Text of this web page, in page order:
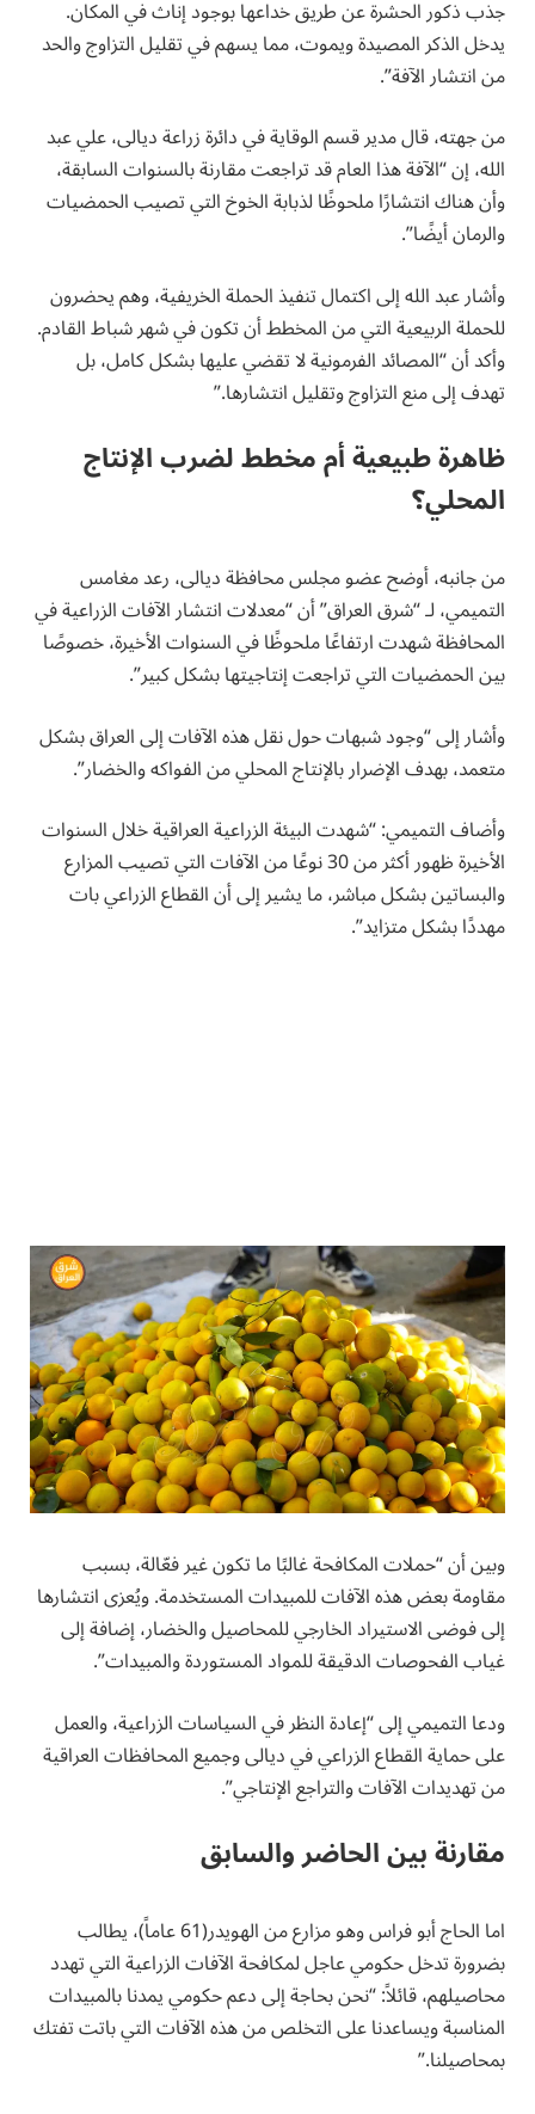
جذب ذكور الحشرة عن طريق خداعها بوجود إناث في المكان.
يدخل الذكر المصيدة ويموت، مما يسهم في تقليل التزاوج والحد
من انتشار الآفة”.
من جهته، قال مدير قسم الوقاية في دائرة زراعة ديالى، علي عبد
الله، إن “الآفة هذا العام قد تراجعت مقارنة بالسنوات السابقة،
وأن هناك انتشارًا ملحوظًا لذبابة الخوخ التي تصيب الحمضيات
والرمان أيضًا”.
وأشار عبد الله إلى اكتمال تنفيذ الحملة الخريفية، وهم يحضرون
للحملة الربيعية التي من المخطط أن تكون في شهر شباط القادم.
وأكد أن “المصائد الفرمونية لا تقضي عليها بشكل كامل، بل
تهدف إلى منع التزاوج وتقليل انتشارها.”
ظاهرة طبيعية أم مخطط لضرب الإنتاج
المحلي؟
من جانبه، أوضح عضو مجلس محافظة ديالى، رعد مغامس
التميمي، لـ “شرق العراق” أن “معدلات انتشار الآفات الزراعية في
المحافظة شهدت ارتفاعًا ملحوظًا في السنوات الأخيرة، خصوصًا
بين الحمضيات التي تراجعت إنتاجيتها بشكل كبير”.
وأشار إلى “وجود شبهات حول نقل هذه الآفات إلى العراق بشكل
متعمد، بهدف الإضرار بالإنتاج المحلي من الفواكه والخضار”.
وأضاف التميمي: “شهدت البيئة الزراعية العراقية خلال السنوات
الأخيرة ظهور أكثر من 30 نوعًا من الآفات التي تصيب المزارع
والبساتين بشكل مباشر، ما يشير إلى أن القطاع الزراعي بات
مهددًا بشكل متزايد”.
وبين أن “حملات المكافحة غالبًا ما تكون غير فعّالة، بسبب
مقاومة بعض هذه الآفات للمبيدات المستخدمة. ويُعزى انتشارها
إلى فوضى الاستيراد الخارجي للمحاصيل والخضار، إضافة إلى
غياب الفحوصات الدقيقة للمواد المستوردة والمبيدات”.
ودعا التميمي إلى “إعادة النظر في السياسات الزراعية، والعمل
على حماية القطاع الزراعي في ديالى وجميع المحافظات العراقية
من تهديدات الآفات والتراجع الإنتاجي”.
مقارنة بين الحاضر والسابق
اما الحاج أبو فراس وهو مزارع من الهويدر(61 عاماً)، يطالب
بضرورة تدخل حكومي عاجل لمكافحة الآفات الزراعية التي تهدد
محاصيلهم، قائلاً: “نحن بحاجة إلى دعم حكومي يمدنا بالمبيدات
المناسبة ويساعدنا على التخلص من هذه الآفات التي باتت تفتك
بمحاصيلنا.”